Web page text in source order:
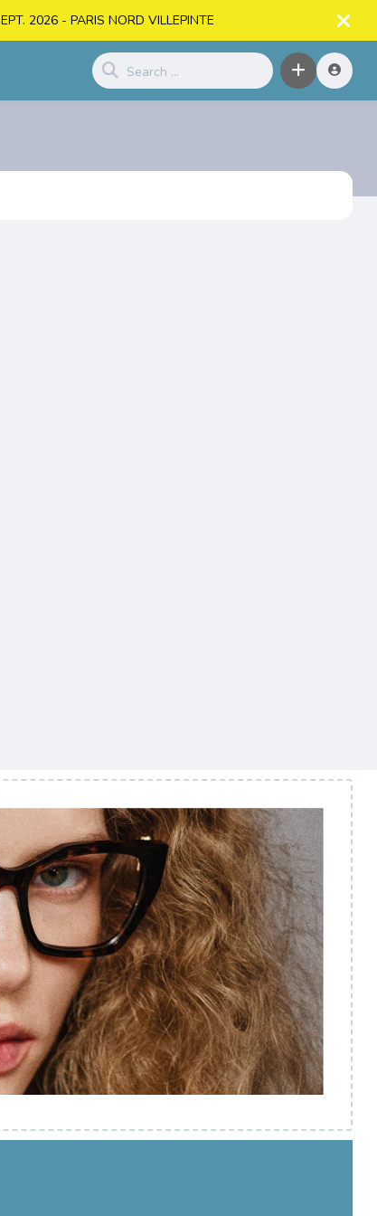
2026 - PARIS NORD VILLEPINTE